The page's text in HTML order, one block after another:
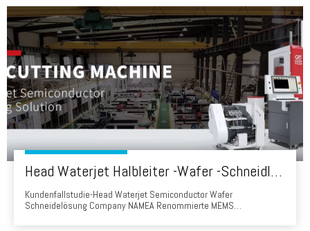
Head Waterjet Halbleiter -Wafer -Schneidlösung
Kundenfallstudie-Head Waterjet Semiconductor Wafer
Schneidelösung Company NAMEA Renommierte MEMS